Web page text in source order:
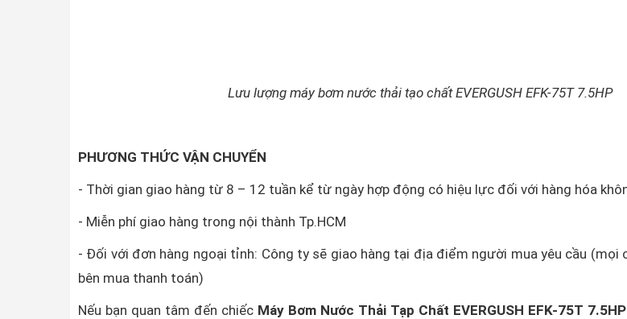
Lưu lượng máy bơm nước thải tạo chất EVERGUSH EFK-75T 7.5HP
PHƯƠNG THỨC VẬN CHUYỂN
- Thời gian giao hàng từ 8 – 12 tuần kể từ ngày hợp động có hiệu lực đối với hàng hóa
- Miễn phí giao hàng trong nội thành Tp.HCM
- Đối với đơn hàng ngoại tỉnh: Công ty sẽ giao hàng tại địa điểm người mua yêu cầu (mọi
bên mua thanh toán)
Nếu bạn quan tâm đến chiếc Máy Bơm Nước Thải Tạp Chất EVERGUSH EFK-75T 7.5HP